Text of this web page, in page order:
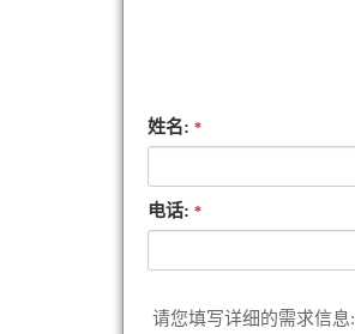
姓名: *
电话: *
请您填写详细的需求信息: